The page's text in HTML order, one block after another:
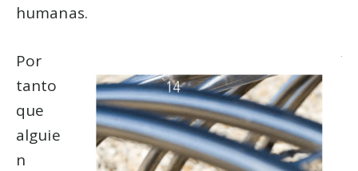
humanas.
Por
tanto
que
alguie
n